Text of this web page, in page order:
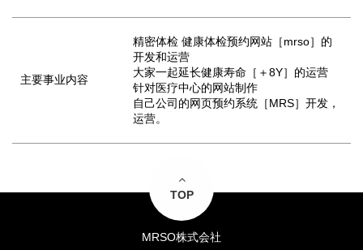
主要事业内容
精密体检 健康体检预约网站［mrso］的
开发和运营
大家一起延长健康寿命［＋8Y］的运营
针对医疗中心的网站制作
自己公司的网页预约系统［MRS］开发，
运营。
TOP
MRSO株式会社